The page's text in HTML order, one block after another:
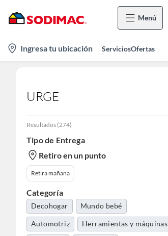
Menú
location-
icon
Ingresa tu ubicación ServiciosOfertas
URGE
Resultados (274)
Tipo de Entrega
Retiro en un punto
Retira mañana
Categoría
Decohogar Mundo bebé
Automotriz Herramientas y máquinas